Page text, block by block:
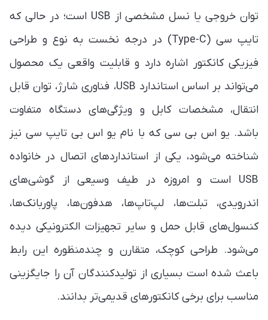
توان خروجی یا نسل مشخصی از USB است؛ در حالی که
تایپ سی (Type-C) در درجه نخست به نوع و طراحی
فیزیکی کانکتور اشاره دارد و قابلیت واقعی یک محصول
می‌تواند بر اساس استاندارد USB، فناوری شارژ، توان قابل
انتقال، مشخصات کابل و ویژگی‌های دستگاه متفاوت
باشد. یو اس بی سی که با نام یو اس بی تایپ سی نیز
شناخته می‌شود، یکی از استانداردهای اتصال در خانواده
USB است و امروزه در طیف وسیعی از گوشی‌های
اندرویدی، تبلت‌ها، لپ‌تاپ‌ها، هدفون‌ها، پاوربانک‌ها،
کنسول‌های قابل حمل و سایر تجهیزات الکترونیکی دیده
می‌شود. طراحی کوچک، متقارن و چندمنظوره این رابط
باعث شده است بسیاری از تولیدکنندگان آن را جایگزینی
مناسب برای برخی کانکتورهای قدیمی‌تر بدانند.